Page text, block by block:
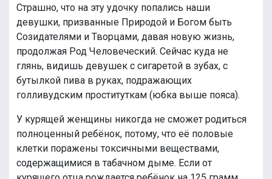
Страшно, что на эту удочку попались наши
девушки, призванные Природой и Богом быть
Созидателями и Творцами, давая новую жизнь,
продолжая Род Человеческий. Сейчас куда не
глянь, видишь девушек с сигаретой в зубах, с
бутылкой пива в руках, подражающих
голливудским проституткам (юбка выше пояса).
У курящей женщины никогда не сможет родиться
полноценный ребёнок, потому, что её половые
клетки поражены токсичными веществами,
содержащимися в табачном дыме. Если от